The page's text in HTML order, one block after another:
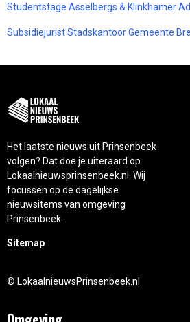
Studentstage Asselbergs & Klinkhamer
Subsidiejurist Stadskantoor Gemeente
Het laatste nieuws uit Prinsenbeek
volgen? Dat doe je uiteraard op
Lokaalnieuwsprinsenbeek.nl. Wij
focussen op de dagelijkse
nieuwsitems van omgeving
Prinsenbeek.
Sitemap
© LokaalnieuwsPrinsenbeek.nl